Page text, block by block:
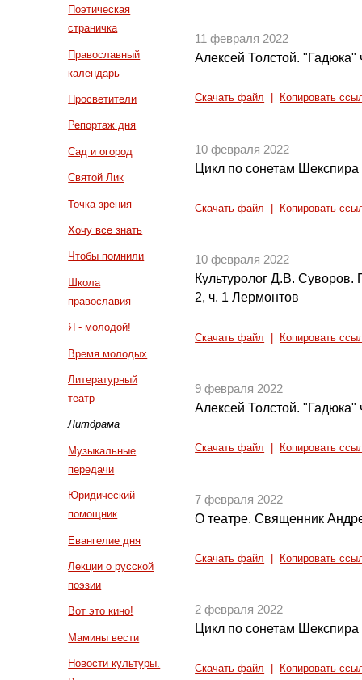
Поэтическая
страничка
Православный
календарь
Просветители
Репортаж дня
Сад и огород
Святой Лик
Точка зрения
Хочу все знать
Чтобы помнили
Школа
православия
Я - молодой!
Время молодых
Литературный
театр
Литдрама
Музыкальные
передачи
Юридический
помощник
Евангелие дня
Лекции о русской
поэзии
Вот это кино!
Мамины вести
Новости культуры.
11 февраля 2022
Алексей Толстой. "Гадюка"
Скачать файл Копировать
10 февраля 2022
Цикл по сонетам
Скачать файл Копировать
10 февраля 2022
Культуролог Д.В. Суворов.
2, ч. 1 Лермонтов
Скачать файл Копировать
9 февраля 2022
Алексей Толстой. "Гадюка"
Скачать файл Копировать
7 февраля 2022
О театре. Священник
Скачать файл Копировать
2 февраля 2022
Цикл по сонетам
Скачать файл Копировать